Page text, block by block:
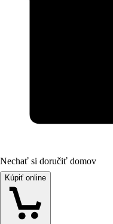
Nechať si doručiť domov
Kúpiť online